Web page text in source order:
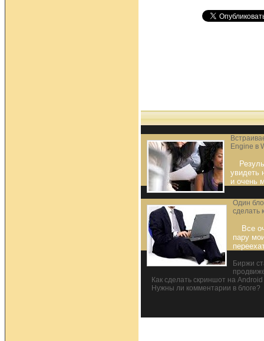
Engine в
увидеть
и очень
Один
сделать
Все
пару
Биржи
Как сделать скриншот на
Нужны ли комментарии в блоге?